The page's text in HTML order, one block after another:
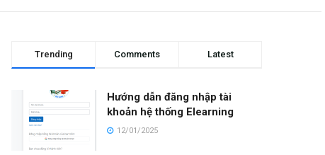
Trending Comments Latest
Hướng dẫn đăng nhập tài
khoản hệ thống Elearning
12/01/2025